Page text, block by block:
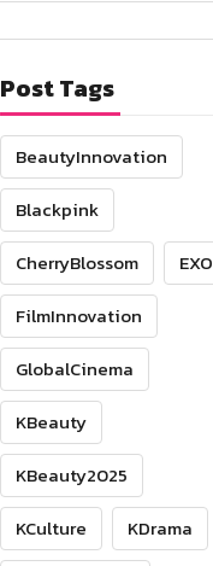
Post Tags
BeautyInnovation
Blackpink
CherryBlossom
EXO
FilmInnovation
GlobalCinema
KBeauty
KBeauty2025
KCulture
KDrama